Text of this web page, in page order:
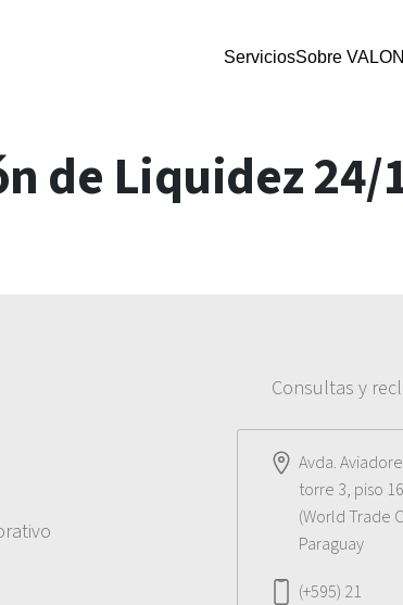
ServiciosSobre VALO
de Liquidez 24/
Consultas y
Avda.
torre 3, piso
(World Trade
Paraguay
(+595) 21